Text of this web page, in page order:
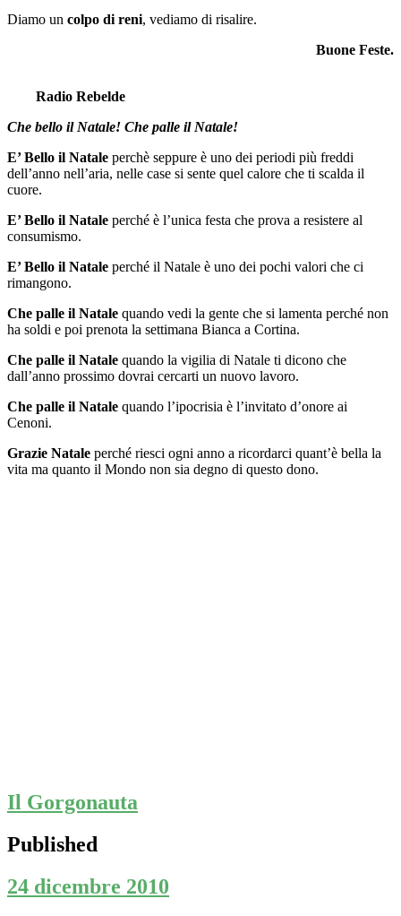
Diamo un colpo di reni, vediamo di risalire.
Buone Feste.
Radio Rebelde
Che bello il Natale! Che palle il Natale!
E’ Bello il Natale perchè seppure è uno dei periodi più freddi
dell’anno nell’aria, nelle case si sente quel calore che ti scalda il
cuore.
E’ Bello il Natale perché è l’unica festa che prova a resistere al
consumismo.
E’ Bello il Natale perché il Natale è uno dei pochi valori che ci
rimangono.
Che palle il Natale quando vedi la gente che si lamenta perché non
ha soldi e poi prenota la settimana Bianca a Cortina.
Che palle il Natale quando la vigilia di Natale ti dicono che
dall’anno prossimo dovrai cercarti un nuovo lavoro.
Che palle il Natale quando l’ipocrisia è l’invitato d’onore ai
Cenoni.
Grazie Natale perché riesci ogni anno a ricordarci quant’è bella la
vita ma quanto il Mondo non sia degno di questo dono.
Il Gorgonauta
Published
24 dicembre 2010